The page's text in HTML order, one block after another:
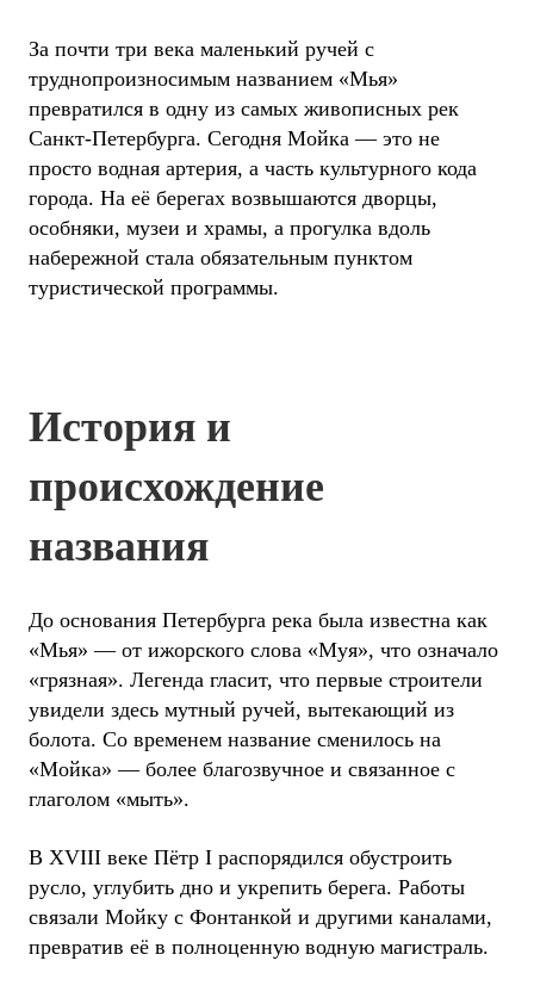
За почти три века маленький ручей с
труднопроизносимым названием «Мья»
превратился в одну из самых живописных рек
Санкт-Петербурга. Сегодня Мойка — это не
просто водная артерия, а часть культурного кода
города. На её берегах возвышаются дворцы,
особняки, музеи и храмы, а прогулка вдоль
набережной стала обязательным пунктом
туристической программы.
История и
происхождение
названия
До основания Петербурга река была известна как
«Мья» — от ижорского слова «Муя», что означало
«грязная». Легенда гласит, что первые строители
увидели здесь мутный ручей, вытекающий из
болота. Со временем название сменилось на
«Мойка» — более благозвучное и связанное с
глаголом «мыть».
В XVIII веке Пётр I распорядился обустроить
русло, углубить дно и укрепить берега. Работы
связали Мойку с Фонтанкой и другими каналами,
превратив её в полноценную водную магистраль.